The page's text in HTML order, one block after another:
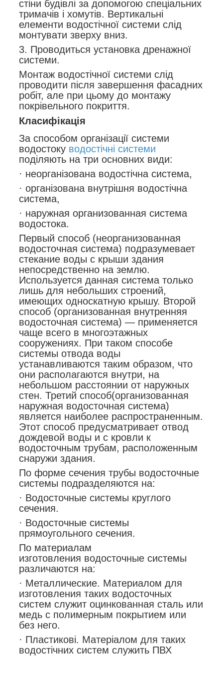
стіни будівлі за допомогою спеціальних
тримачів і хомутів. Вертикальні
елементи водостічної системи слід
монтувати зверху вниз.
3. Проводиться установка дренажної
системи.
Монтаж водостічної системи слід
проводити після завершення фасадних
робіт, але при цьому до монтажу
покрівельного покриття.
Класифікація
За способом організації системи
водостоку водостічні системи
поділяють на три основних види:
· неорганізована водостічна система,
· організована внутрішня водостічна
система,
· наружная организованная система
водостока.
Первый способ (неорганизованная
водосточная система) подразумевает
стекание воды с крыши здания
непосредственно на землю.
Используется данная система только
лишь для небольших строений,
имеющих односкатную крышу. Второй
способ (организованная внутренняя
водосточная система) — применяется
чаще всего в многоэтажных
сооружениях. При таком способе
системы отвода воды
устанавливаются таким образом, что
они располагаются внутри, на
небольшом расстоянии от наружных
стен. Третий способ(организованная
наружная водосточная система)
является наиболее распространенным.
Этот способ предусматривает отвод
дождевой воды и с кровли к
водосточным трубам, расположенным
снаружи здания.
По форме сечения трубы водосточные
системы подразделяются на:
· Водосточные системы круглого
сечения.
· Водосточные системы
прямоугольного сечения.
По материалам
изготовления водосточные системы
различаются на:
· Металлические. Материалом для
изготовления таких водосточных
систем служит оцинкованная сталь или
медь с полимерным покрытием или
без него.
· Пластикові. Матеріалом для таких
водостічних систем служить ПВХ